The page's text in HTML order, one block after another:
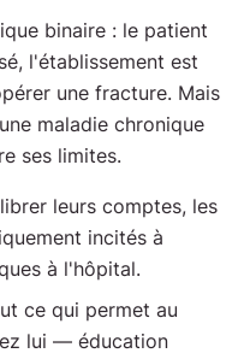
binaire : le patient
l'établissement est
une fracture. Mais
maladie chronique
ses limites.
leurs comptes, les
incités à
à l'hôpital.
ce qui permet au
lui — éducation